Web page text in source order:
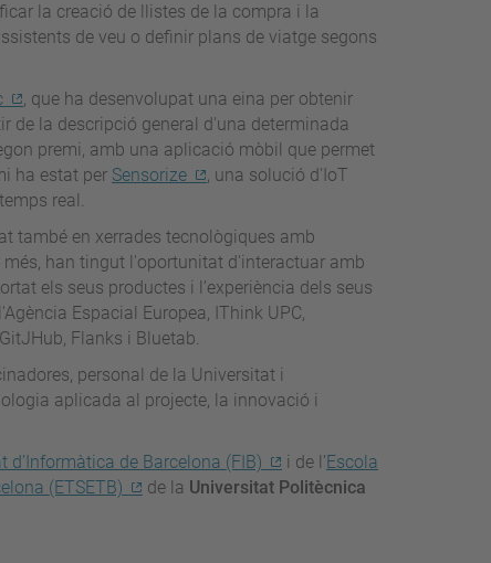
la creació de llistes de la compra i la
de veu o definir plans de viatge segons
, que ha desenvolupat una eina per obtenir
de la descripció general d'una determinada
premi, amb una aplicació mòbil que permet
ha estat per Sensorize
, una solució d'IoT
real.
també en xerrades tecnològiques amb
han tingut l'oportunitat d'interactuar amb
els seus productes i l’experiència dels seus
Espacial Europea, IThink UPC,
Flanks i Bluetab.
personal de la Universitat i
aplicada al projecte, la innovació i
d’Informàtica de Barcelona (FIB) i de l’Escola
(ETSETB)
de la Universitat Politècnica